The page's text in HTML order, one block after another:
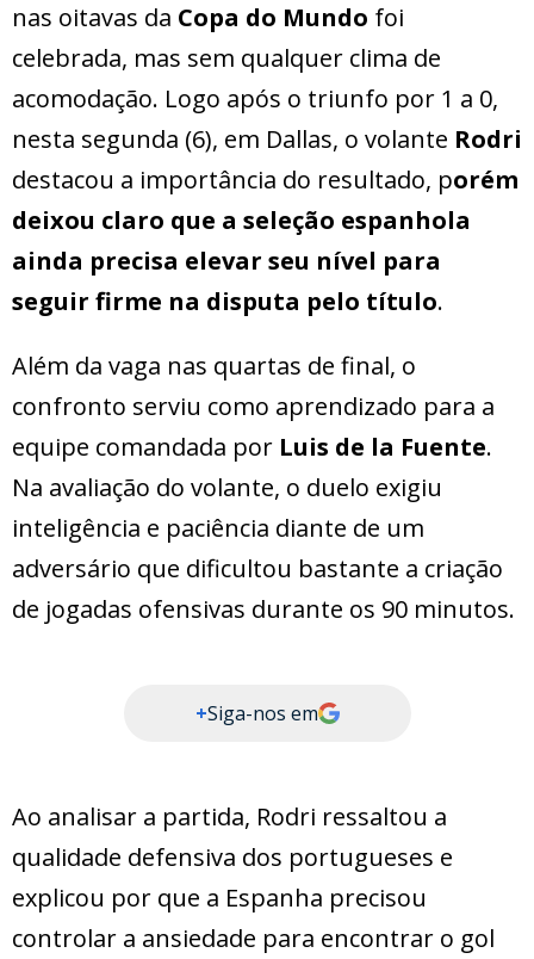
nas oitavas da Copa do Mundo foi
celebrada, mas sem qualquer clima de
acomodação. Logo após o triunfo por 1 a 0,
nesta segunda (6), em Dallas, o volante Rodri
destacou a importância do resultado, porém
deixou claro que a seleção espanhola
ainda precisa elevar seu nível para
seguir firme na disputa pelo título.
Além da vaga nas quartas de final, o
confronto serviu como aprendizado para a
equipe comandada por Luis de la Fuente.
Na avaliação do volante, o duelo exigiu
inteligência e paciência diante de um
adversário que dificultou bastante a criação
de jogadas ofensivas durante os 90 minutos.
+Siga-nos em
Ao analisar a partida, Rodri ressaltou a
qualidade defensiva dos portugueses e
explicou por que a Espanha precisou
controlar a ansiedade para encontrar o gol